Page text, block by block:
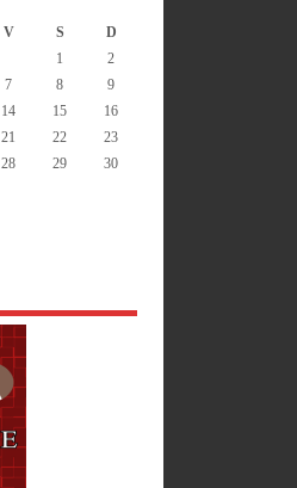
V S
D
1
2
7 8
9
14 15
16
21 22
23
28 29
30